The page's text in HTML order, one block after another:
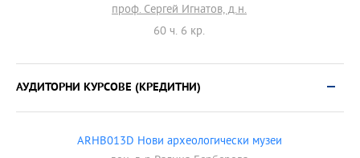
проф. Сергей Игнатов, д.н.
60 ч. 6 кр.
АУДИТОРНИ КУРСОВЕ (КРЕДИТНИ)
ARHB013D Нови археологически музеи